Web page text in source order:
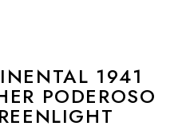
1941
PODEROSO